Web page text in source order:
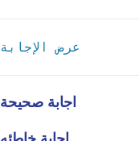
عرض الإجابة
اجابة صحيحة